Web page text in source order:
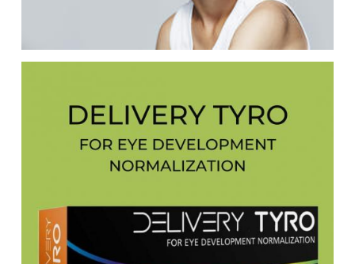
Harley Davidson eyewear
INAMI - opticien reconnu